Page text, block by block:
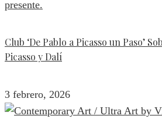
Club ‘De Pablo a Picasso un Paso’
Picasso y Dalí
3 febrero, 2026